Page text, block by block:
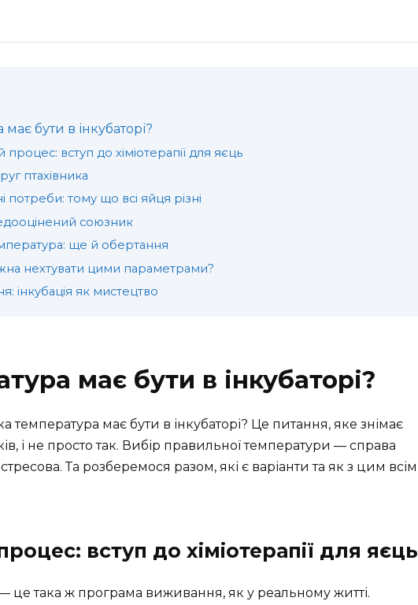
бути в інкубаторі?
процес: вступ до хіміотерапії для яєць
птахівника
потреби: тому що всі яйця різні
союзник
ще й обертання
нехтувати цими параметрами?
інкубація як мистецтво
має бути в інкубаторі?
температура має бути в інкубаторі? Це питання, яке знімає
і не просто так. Вибір правильної температури — справа
стресова. Та розберемося разом, які є варіанти та як з цим всім
вступ до хіміотерапії для яєць
це така ж програма виживання, як у реальному житті.